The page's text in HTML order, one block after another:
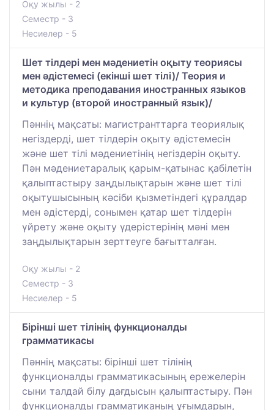
Оқу жылы - 2
Семестр - 3
Несиелер - 5
Шет тілдері мен мәдениетін оқыту теориясы
мен әдістемесі (екінші шет тілі)/ Теория и
методика преподавания иностранных языков
и культур (второй иностранный язык)/
Пәннің мақсаты: магистранттарға теориялық
негіздерді, шет тілдерін оқыту әдістемесін
және шет тілі мәдениетінің негіздерін оқыту.
Пән мәдениетаралық қарым-қатынас қабілетін
қалыптастыру заңдылықтарын және шет тілі
оқытушысының кәсіби қызметіндегі құралдар
мен әдістерді, сонымен қатар шет тілдерін
үйрету және оқыту үдерістерінің мәні мен
заңдылықтарын зерттеуге бағытталған.
Оқу жылы - 2
Семестр - 3
Несиелер - 5
Бірінші шет тілінің функционалды
грамматикасы
Пәннің мақсаты: бірінші шет тілінің
функционалды грамматикасының ережелерін
сыни талдай білу дағдысын қалыптастыру. Пән
функционалды грамматиканың ұғымдарын,